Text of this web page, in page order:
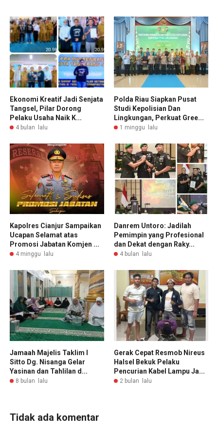
Ekonomi Kreatif Jadi Senjata
Tangsel, Pilar Dorong
Pelaku Usaha Naik K...
4 bulan lalu
Polda Riau Siapkan Pusat
Studi Kepolisian Dan
Lingkungan, Perkuat Gree...
1 minggu lalu
Kapolres Cianjur Sampaikan
Ucapan Selamat atas
Promosi Jabatan Komjen ...
4 minggu lalu
Danrem Untoro: Jadilah
Pemimpin yang Profesional
dan Dekat dengan Raky...
4 bulan lalu
Jamaah Majelis Taklim I
Sitto Dg. Nisanga Gelar
Yasinan dan Tahlilan d...
8 bulan lalu
Gerak Cepat Resmob Nireus
Halsel Bekuk Pelaku
Pencurian Kabel Lampu Ja...
2 bulan lalu
Tidak ada komentar